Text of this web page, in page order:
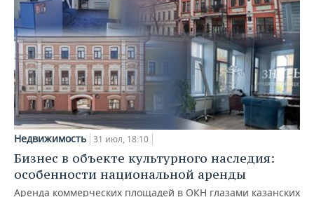
Недвижимость 31 июл, 18:10
Бизнес в объекте культурного наследия:
особенности национальной аренды
Аренда коммерческих площадей в ОКН глазами казанских